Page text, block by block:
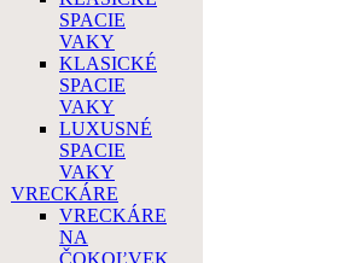
SPACIE
VAKY
KLASICKÉ
SPACIE
VAKY
LUXUSNÉ
SPACIE
VAKY
VRECKÁRE
VRECKÁRE
NA
ČOKOĽVEK